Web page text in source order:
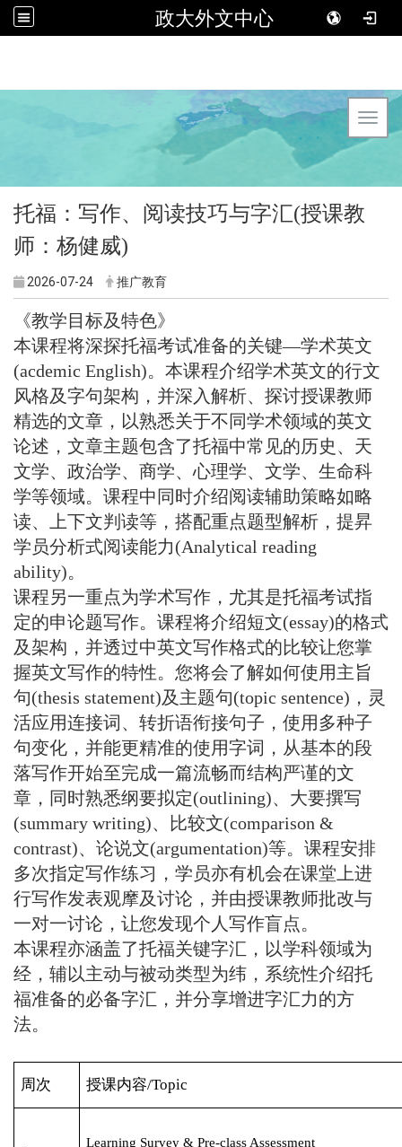
政大外文中心
托福：写作、阅读技巧与字汇(授课教
师：杨健威)
2026-07-24 推广教育
《教学目标及特色》
本课程将深探托福考试准备的关键—学术英文
(acdemic English)。本课程介绍学术英文的行文
风格及字句架构，并深入解析、探讨授课教师
精选的文章，以熟悉关于不同学术领域的英文
论述，文章主题包含了托福中常见的历史、天
文学、政治学、商学、心理学、文学、生命科
学等领域。课程中同时介绍阅读辅助策略如略
读、上下文判读等，搭配重点题型解析，提昇
学员分析式阅读能力(Analytical reading
ability)。
课程另一重点为学术写作，尤其是托福考试指
定的申论题写作。课程将介绍短文(essay)的格式
及架构，并透过中英文写作格式的比较让您掌
握英文写作的特性。您将会了解如何使用主旨
句(thesis statement)及主题句(topic sentence)，灵
活应用连接词、转折语衔接句子，使用多种子
句变化，并能更精准的使用字词，从基本的段
落写作开始至完成一篇流畅而结构严谨的文
章，同时熟悉纲要拟定(outlining)、大要撰写
(summary writing)、比较文(comparison &
contrast)、论说文(argumentation)等。课程安排
多次指定写作练习，学员亦有机会在课堂上进
行写作发表观摩及讨论，并由授课教师批改与
一对一讨论，让您发现个人写作盲点。
本课程亦涵盖了托福关键字汇，以学科领域为
经，辅以主动与被动类型为纬，系统性介绍托
福准备的必备字汇，并分享增进字汇力的方
法。
周次 授课内容/Topic
Learning Survey & Pre-class Assessment